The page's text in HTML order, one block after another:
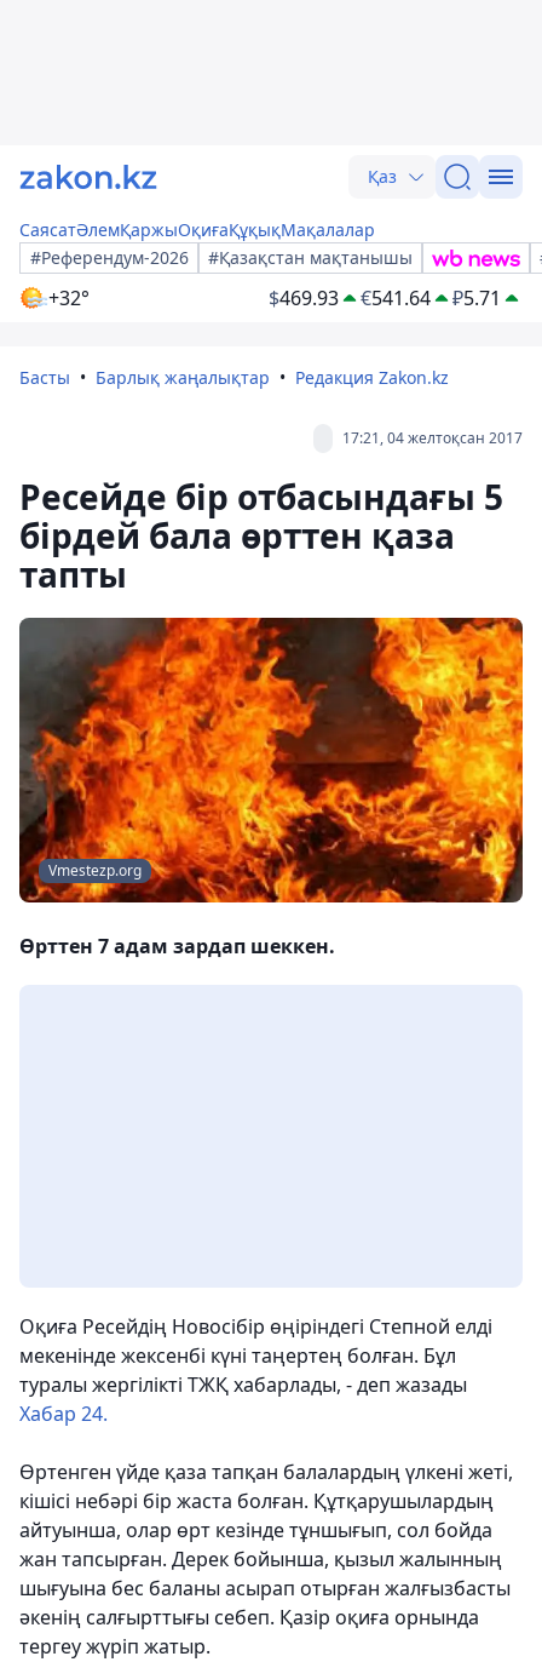
Қаз
СаясатӘлемҚаржыОқиғаҚұқықМақалалар
#Референдум-2026
#Қазақстан мақтанышы
+32° $469.93 €541.64 ₽5.71
Басты Барлық жаңалықтар Редакция Zakon.kz
17:21, 04 желтоқсан 2017
Ресейде бір отбасындағы 5
бірдей бала өрттен қаза
тапты
Vmestezp.org
Өрттен 7 адам зардап шеккен.
Оқиға Ресейдің Новосібір өңіріндегі Степной елді
мекенінде жексенбі күні таңертең болған. Бұл
туралы жергілікті ТЖҚ хабарлады, - деп жазады
Хабар 24.
Өртенген үйде қаза тапқан балалардың үлкені жеті,
кішісі небәрі бір жаста болған. Құтқарушылардың
айтуынша, олар өрт кезінде тұншығып, сол бойда
жан тапсырған. Дерек бойынша, қызыл жалынның
шығуына бес баланы асырап отырған жалғызбасты
әкенің салғырттығы себеп. Қазір оқиға орнында
тергеу жүріп жатыр.